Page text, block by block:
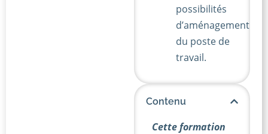
possibilités
d’aménagement
du poste de
travail.
Contenu
Cette formation